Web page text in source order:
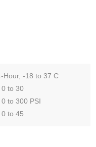
Hour, -18 to 37 C
0 to 30
to 300 PSI
0 to 45